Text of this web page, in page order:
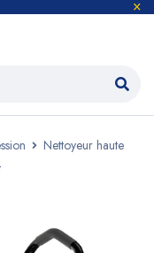
Nettoyeur haute